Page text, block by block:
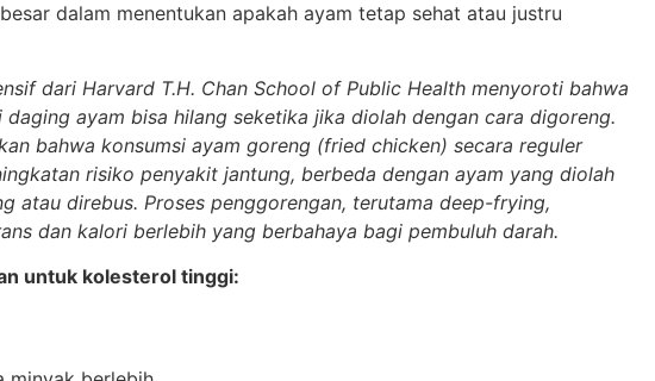
dalam menentukan apakah ayam tetap sehat atau justru
dari Harvard T.H. Chan School of Public Health menyoroti bahwa
ayam bisa hilang seketika jika diolah dengan cara digoreng.
bahwa konsumsi ayam goreng (fried chicken) secara reguler
risiko penyakit jantung, berbeda dengan ayam yang diolah
atau direbus. Proses penggorengan, terutama deep-frying,
dan kalori berlebih yang berbahaya bagi pembuluh darah.
untuk kolesterol tinggi: